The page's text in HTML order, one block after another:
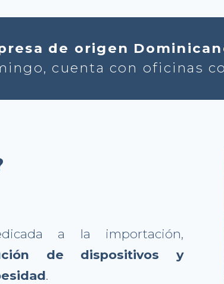
de origen
cuenta con oficinas
a la importación,
de dispositivos y
.